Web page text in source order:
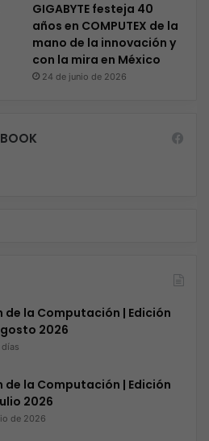
GIGABYTE festeja 40
años en COMPUTEX de la
mano de la innovación y
con la mira en México
24 de junio de 2026
de la Computación | Edición
2026
días
de la Computación | Edición
2026
de 2026